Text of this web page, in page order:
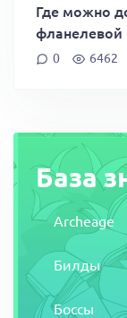
Где можно
0 6462
База
Archeage
Билды
Боссы